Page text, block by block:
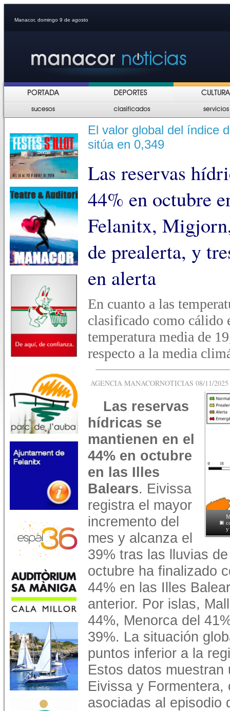
Manacor, domingo 9 de agosto
El valor global del índice
sitúa en 0,349
Las reservas
44% en octubre
Felanitx,
de prealerta, y
en alerta
En cuanto a las
clasificado como cálido
temperatura media de
respecto a la media
AGENCIA MANACORNOTICIAS 08/11/
y
Las reservas
hídricas se
mantienen en el
44% en octubre
en las Illes
Balears. Eivissa
registra el mayor
incremento del
mes y alcanza el
39% tras las lluvias
octubre ha finalizado
44% en las Illes
anterior. Por islas,
44%, Menorca del
39%. La situación
puntos inferior a la
Estos datos
Eivissa y
asociadas al episodio